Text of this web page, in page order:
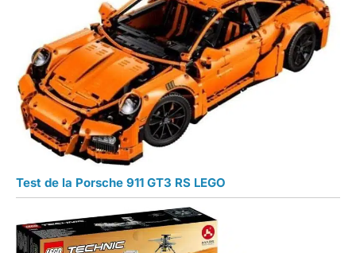
Test de la Porsche 911 GT3 RS LEGO